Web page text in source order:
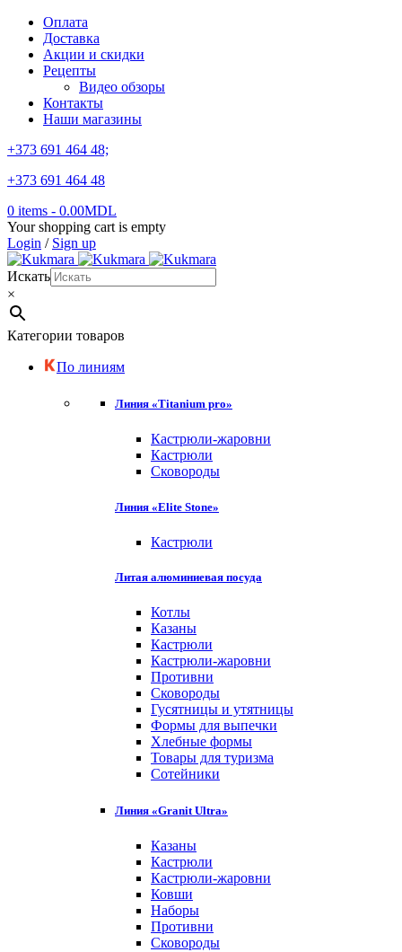
Оплата
Доставка
Акции и скидки
Рецепты
Видео обзоры
Контакты
Наши магазины
+373 691 464 48;
+373 691 464 48
0 items - 0.00MDL
Your shopping cart is empty
Login / Sign up
Искать
×
Категории товаров
По линиям
Линия «Titanium pro»
Кастрюли-жаровни
Кастрюли
Сковороды
Линия «Elite Stone»
Кастрюли
Литая алюминиевая посуда
Котлы
Казаны
Кастрюли
Кастрюли-жаровни
Противни
Сковороды
Гусятницы и утятницы
Формы для выпечки
Хлебные формы
Товары для туризма
Сотейники
Линия «Granit Ultra»
Казаны
Кастрюли
Кастрюли-жаровни
Ковши
Наборы
Противни
Сковороды